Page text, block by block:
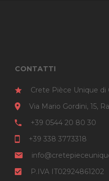
CONTATTI
Crete Pièce Unique di
Via Mario Gordini, 15,
+39 0544 20 80 30
+39 338 3773318
P.IVA IT02924861202